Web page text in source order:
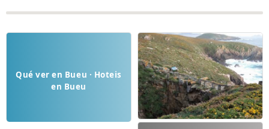
Qué ver en Bueu · Hoteis
en Bueu